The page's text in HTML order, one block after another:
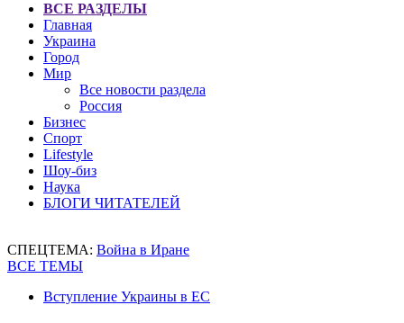
ВСЕ РАЗДЕЛЫ
Главная
Украина
Город
Мир
Все новости раздела
Россия
Бизнес
Спорт
Lifestyle
Шоу-биз
Наука
БЛОГИ ЧИТАТЕЛЕЙ
СПЕЦТЕМА: Война в Иране
ВСЕ ТЕМЫ
Вступление Украины в ЕС